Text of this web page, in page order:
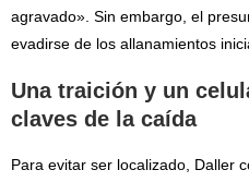
agravado». Sin embargo, el
evadirse de los allanamientos
Una traición y un
claves de la caída
Para evitar ser localizado, Daller